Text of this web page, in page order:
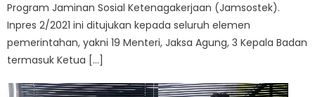
Program Jaminan Sosial Ketenagakerjaan (Jamsostek).
Inpres 2/2021 ini ditujukan kepada seluruh elemen
pemerintahan, yakni 19 Menteri, Jaksa Agung, 3 Kepala Badan
termasuk Ketua […]